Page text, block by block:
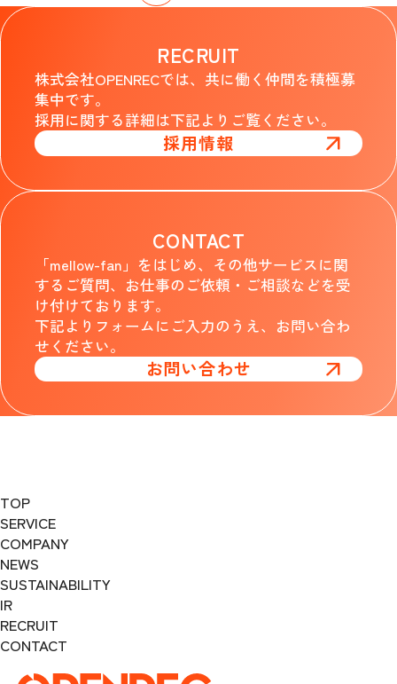
RECRUIT
株式会社OPENRECでは、共に働く仲間を積極募
集中です。
採用に関する詳細は下記よりご覧ください。
採用情報
CONTACT
「mellow-fan」をはじめ、その他サービスに関
するご質問、お仕事のご依頼・ご相談などを受
け付けております。
下記よりフォームにご入力のうえ、お問い合わ
せください。
お問い合わせ
TOP
SERVICE
COMPANY
NEWS
SUSTAINABILITY
IR
RECRUIT
CONTACT